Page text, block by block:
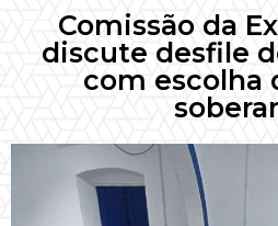
Comissão da
discute desfile
com escolha